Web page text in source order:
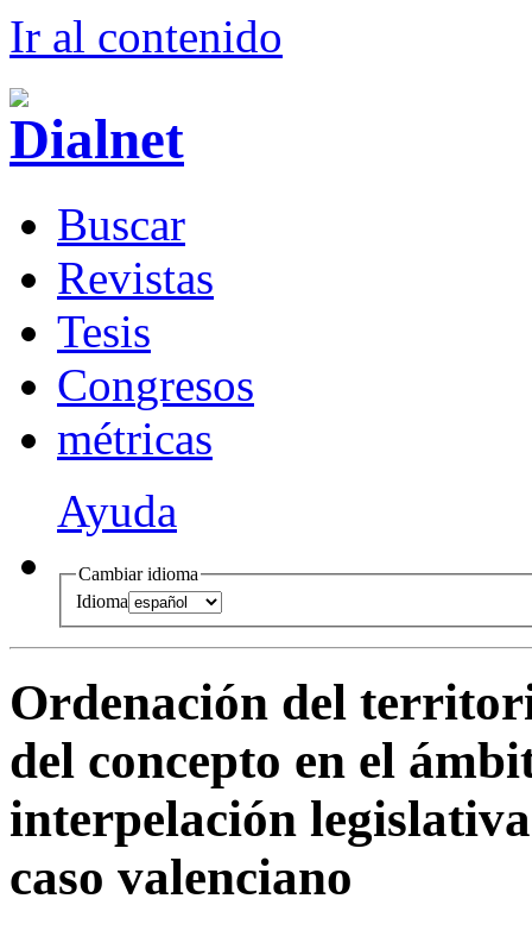
Ir al contenido
Buscar
Revistas
Tesis
Congresos
métricas
Ayuda
Cambiar idioma
Idioma
Ordenación del
del concepto en el
interpelación
caso valenciano